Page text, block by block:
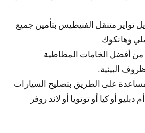
تواير متنقل الفنيطيس بتأمين جميع
وهانكوك
من أفضل الخامات المطاطية
البيئية.
على الطريق بتصليح السيارات
أو كيا أو توتويا أو لاند روفر